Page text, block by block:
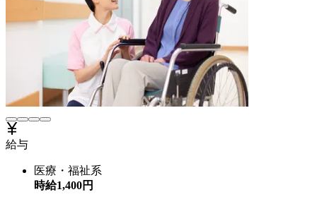
給与
医療・福祉系
時給1,400円